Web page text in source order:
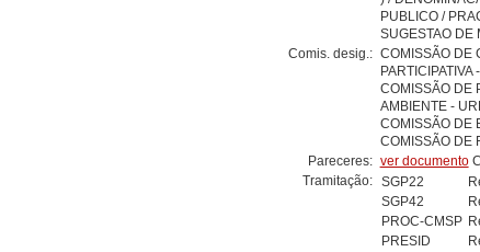
PUBLICO /
SUGESTAO DE
Comis. desig.: COMISSÃO DE
PARTICIPATIVA
COMISSÃO DE
AMBIENTE -
COMISSÃO DE
COMISSÃO DE
Pareceres: ver documento
Tramitação:
SGP22
SGP42
PROC-CMSP
PRESID